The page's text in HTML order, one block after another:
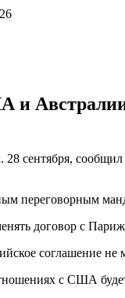
Австралии
сентября,
переговорным
договор с
соглашение
с США